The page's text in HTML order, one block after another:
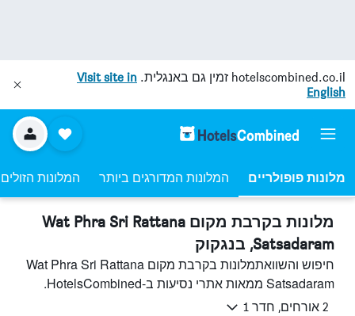
hotelscombined.co.il זמין גם באנגלית. Visit site in
English
מלונות פופולריים המלונות המדורגים ביותר המלונות
מלונות בקרבת מקום Wat Phra Sri Rattana
Satsadaram, בנגקוק
חיפוש והשוואתמלונות בקרבת מקום Wat Phra Sri Rattana
Satsadaram ממאות אתרי נסיעות ב-HotelsCombined.
2 אורחים, חדר 1